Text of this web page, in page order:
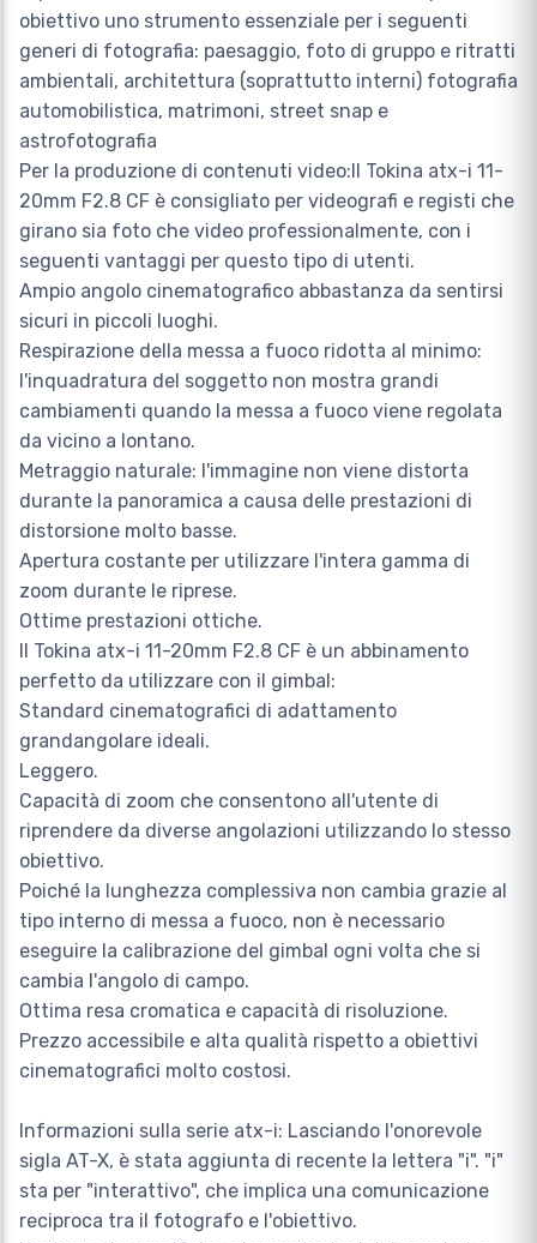
obiettivo uno strumento essenziale per i seguenti
generi di fotografia: paesaggio, foto di gruppo e ritratti
ambientali, architettura (soprattutto interni) fotografia
automobilistica, matrimoni, street snap e
astrofotografia
Per la produzione di contenuti video:Il Tokina atx-i 11-
20mm F2.8 CF è consigliato per videografi e registi che
girano sia foto che video professionalmente, con i
seguenti vantaggi per questo tipo di utenti.
Ampio angolo cinematografico abbastanza da sentirsi
sicuri in piccoli luoghi.
Respirazione della messa a fuoco ridotta al minimo:
l'inquadratura del soggetto non mostra grandi
cambiamenti quando la messa a fuoco viene regolata
da vicino a lontano.
Metraggio naturale: l'immagine non viene distorta
durante la panoramica a causa delle prestazioni di
distorsione molto basse.
Apertura costante per utilizzare l'intera gamma di
zoom durante le riprese.
Ottime prestazioni ottiche.
Il Tokina atx-i 11-20mm F2.8 CF è un abbinamento
perfetto da utilizzare con il gimbal:
Standard cinematografici di adattamento
grandangolare ideali.
Leggero.
Capacità di zoom che consentono all'utente di
riprendere da diverse angolazioni utilizzando lo stesso
obiettivo.
Poiché la lunghezza complessiva non cambia grazie al
tipo interno di messa a fuoco, non è necessario
eseguire la calibrazione del gimbal ogni volta che si
cambia l'angolo di campo.
Ottima resa cromatica e capacità di risoluzione.
Prezzo accessibile e alta qualità rispetto a obiettivi
cinematografici molto costosi.
Informazioni sulla serie atx-i: Lasciando l'onorevole
sigla AT-X, è stata aggiunta di recente la lettera "i". "i"
sta per "interattivo", che implica una comunicazione
reciproca tra il fotografo e l'obiettivo.